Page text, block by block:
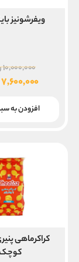
ویفرشونیز
۱۰,۰۰۰,۰۰۰
۷,۶۰۰,۰۰۰
افزودن به
کراکرماهی